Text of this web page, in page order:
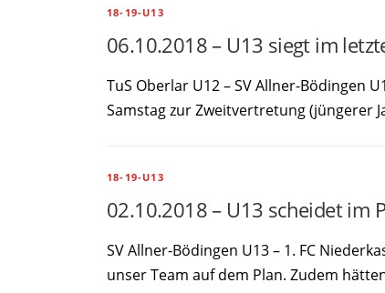
18-19-U13
06.10.2018 – U13 siegt im
TuS Oberlar U12 – SV Allner-Bödingen
Samstag zur Zweitvertretung (jüngerer
18-19-U13
02.10.2018 – U13 scheidet im
SV Allner-Bödingen U13 – 1. FC
unser Team auf dem Plan. Zudem